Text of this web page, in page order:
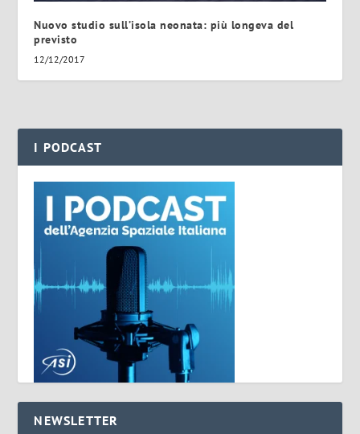
Nuovo studio sull’isola neonata: più longeva del
previsto
12/12/2017
I PODCAST
NEWSLETTER